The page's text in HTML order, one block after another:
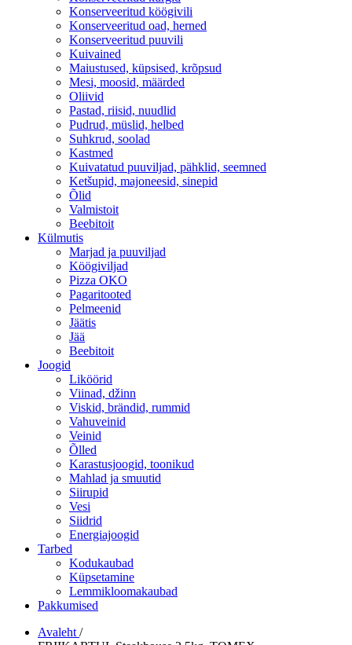
Konserveeritud köögivili
Konserveeritud oad, herned
Konserveeritud puuvili
Kuivained
Maiustused, küpsised, krõpsud
Mesi, moosid, määrded
Oliivid
Pastad, riisid, nuudlid
Pudrud, müslid, helbed
Suhkrud, soolad
Kastmed
Kuivatatud puuviljad, pähklid, seemned
Ketšupid, majoneesid, sinepid
Õlid
Valmistoit
Beebitoit
Külmutis
Marjad ja puuviljad
Köögiviljad
Pizza OKO
Pagaritooted
Pelmeenid
Jäätis
Jää
Beebitoit
Joogid
Liköörid
Viinad, džinn
Viskid, brändid, rummid
Vahuveinid
Veinid
Õlled
Karastusjoogid, toonikud
Mahlad ja smuutid
Siirupid
Vesi
Siidrid
Energiajoogid
Tarbed
Kodukaubad
Küpsetamine
Lemmikloomakaubad
Pakkumised
Avaleht /